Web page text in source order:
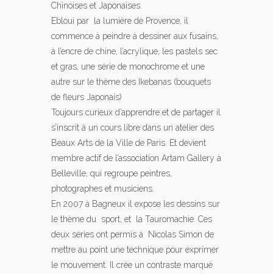
Chinoises et Japonaises.
Ebloui par la lumière de Provence, il
commence à peindre à dessiner aux fusains,
à l’encre de chine, l’acrylique, les pastels sec
et gras, une série de monochrome et une
autre sur le thème des Ikebanas (bouquets
de fleurs Japonais)
Toujours curieux d’apprendre et de partager il
s’inscrit à un cours libre dans un atelier des
Beaux Arts de la Ville de Paris. Et devient
membre actif de l’association Artam Gallery à
Belleville, qui regroupe peintres,
photographes et musiciens.
En 2007 à Bagneux il expose les dessins sur
le thème du sport, et la Tauromachie. Ces
deux séries ont permis à Nicolas Simon de
mettre au point une technique pour exprimer
le mouvement. Il crée un contraste marqué